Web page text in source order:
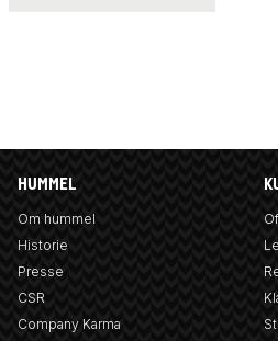
HUMMEL
Om hummel
Historie
Presse
CSR
Company Karma